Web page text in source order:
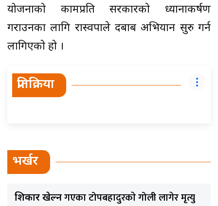
योजनाको कामप्रति सरकारको ध्यानाकर्षण
गराउनका लागि रास्वपाले दबाब अभियान सुरु गर्न
लागिएको हो ।
प्रतिक्रिया
भर्खर
शिकार खेल्नगएका टोपबहादुरकाे गोली लागेर मृत्यु